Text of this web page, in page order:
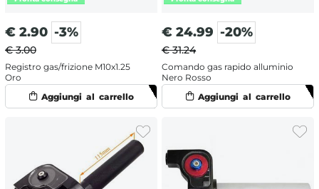
€ 2.90 -3%
€ 3.00
Registro gas/frizione M10x1.25
Oro
€ 24.99 -20%
€ 31.24
Comando gas rapido alluminio
Nero Rosso